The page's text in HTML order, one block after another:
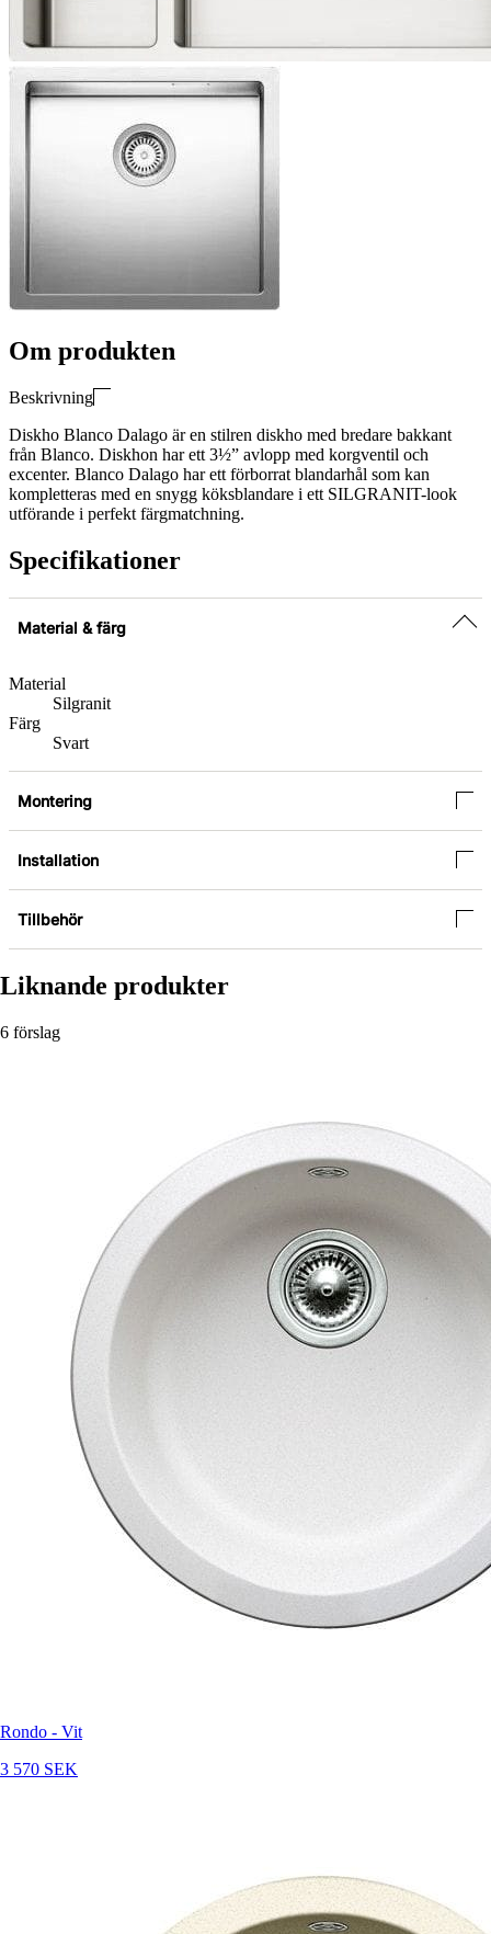
Om produkten
Beskrivning
Diskho Blanco Dalago är en stilren diskho med bredare bakkant
från Blanco. Diskhon har ett 3½” avlopp med korgventil och
excenter. Blanco Dalago har ett förborrat blandarhål som kan
kompletteras med en snygg köksblandare i ett SILGRANIT-look
utförande i perfekt färgmatchning.
Specifikationer
Material & färg
Material
Silgranit
Färg
Svart
Montering
Installation
Tillbehör
Liknande produkter
6 förslag
Rondo - Vit
3 570 SEK